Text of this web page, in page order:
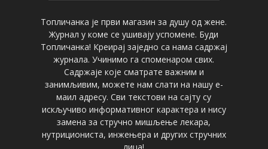
Топличанка је први магазин за душу од жене.
Журнал у коме се ушивају успомене. Буди
Топличанка! Креирај заједно са нама садржај
журнала. Учинимо га споменаром свих.
Садржаје које сматрате важним и
занимљивим, можете нам слати на нашу е-
маил адресу. Сви текстови на сајту су
искључиво информативног карактера и нису
замена за стручно мишљење лекара,
нутрициониста, инжењера и других стручних